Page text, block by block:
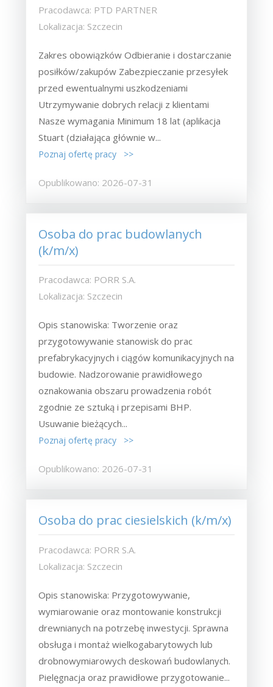
Pracodawca: PTD PARTNER
Lokalizacja: Szczecin
Zakres obowiązków Odbieranie i dostarczanie
posiłków/zakupów Zabezpieczanie przesyłek
przed ewentualnymi uszkodzeniami
Utrzymywanie dobrych relacji z klientami
Nasze wymagania Minimum 18 lat (aplikacja
Stuart (działająca głównie w...
Poznaj ofertę pracy >>
Opublikowano: 2026-07-31
Osoba do prac budowlanych
(k/m/x)
Pracodawca: PORR S.A.
Lokalizacja: Szczecin
Opis stanowiska: Tworzenie oraz
przygotowywanie stanowisk do prac
prefabrykacyjnych i ciągów komunikacyjnych na
budowie. Nadzorowanie prawidłowego
oznakowania obszaru prowadzenia robót
zgodnie ze sztuką i przepisami BHP.
Usuwanie bieżących...
Poznaj ofertę pracy >>
Opublikowano: 2026-07-31
Osoba do prac ciesielskich (k/m/x)
Pracodawca: PORR S.A.
Lokalizacja: Szczecin
Opis stanowiska: Przygotowywanie,
wymiarowanie oraz montowanie konstrukcji
drewnianych na potrzebę inwestycji. Sprawna
obsługa i montaż wielkogabarytowych lub
drobnowymiarowych deskowań budowlanych.
Pielęgnacja oraz prawidłowe przygotowanie...